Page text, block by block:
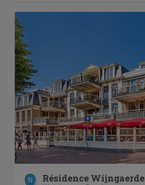
N Résidence Wijngaerde